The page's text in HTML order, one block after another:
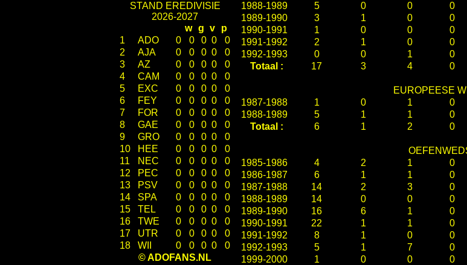
STAND EREDIVISIE
2026-2027
w g v
p
1
ADO 0 0 0 0
0
2
AJA 0 0 0 0
0
3
AZ 0 0 0 0
0
4
CAM 0 0 0 0
0
5
EXC 0 0 0 0
0
6
FEY 0 0 0 0
0
7
FOR 0 0 0 0
0
8
GAE 0 0 0 0
0
9
GRO 0 0 0 0
0
10
HEE 0 0 0 0
0
11
NEC 0 0 0 0
0
12
PEC 0 0 0 0
0
13
PSV 0 0 0 0
0
14
SPA 0 0 0 0
0
15
TEL 0 0 0 0
0
16
TWE 0 0 0 0
0
17
UTR 0 0 0 0
0
18
WII 0 0 0 0
0
© ADOFANS.NL
1988-1989
5 0 0 0
1989-1990
3 1 0 0
1990-1991
1 0 0 0
1991-1992
2 1 0 0
1992-1993
0 0 1 0
Totaal :
17 3 4 0
EUROPEESE
1987-1988
1 0 1 0
1988-1989
5 1 1 0
Totaal :
6 1 2 0
1985-1986
4 2 1 0
1986-1987
6 1 1 0
1987-1988
14 2 3 0
1988-1989
14 0 0 0
1989-1990
16 6 1 0
1990-1991
22 1 1 0
1991-1992
8 1 0 0
1992-1993
5 1 7 0
1999-2000
1 0 0 0